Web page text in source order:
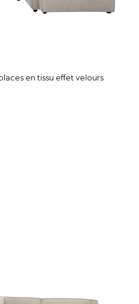
en tissu effet velours